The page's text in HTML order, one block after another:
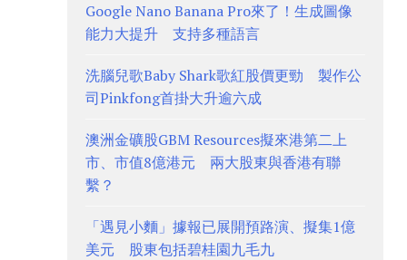
Google Nano Banana Pro來了！生成圖像
能力大提升 支持多種語言
洗腦兒歌Baby Shark歌紅股價更勁 製作公
司Pinkfong首掛大升逾六成
澳洲金礦股GBM Resources擬來港第二上
市、市值8億港元 兩大股東與香港有聯
繫？
「遇見小麵」據報已展開預路演、擬集1億
美元 股東包括碧桂園九毛九